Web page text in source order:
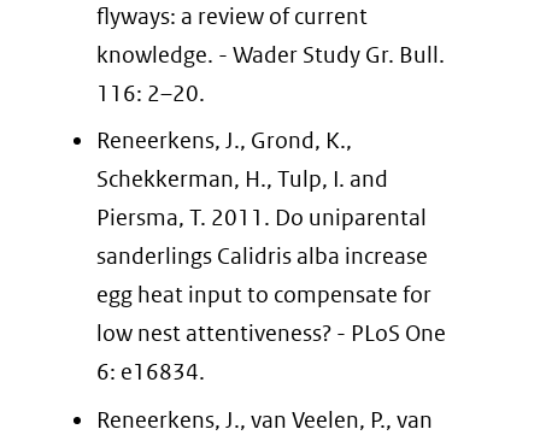
flyways: a review of current
knowledge. - Wader Study Gr. Bull.
116: 2–20.
Reneerkens, J., Grond, K.,
Schekkerman, H., Tulp, I. and
Piersma, T. 2011. Do uniparental
sanderlings Calidris alba increase
egg heat input to compensate for
low nest attentiveness? - PLoS One
6: e16834.
Reneerkens, J., van Veelen, P., van